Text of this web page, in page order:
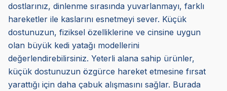
dostlarınız, dinlenme sırasında yuvarlanmayı, farklı
hareketler ile kaslarını esnetmeyi sever. Küçük
dostunuzun, fiziksel özelliklerine ve cinsine uygun
olan büyük kedi yatağı modellerini
değerlendirebilirsiniz. Yeterli alana sahip ürünler,
küçük dostunuzun özgürce hareket etmesine fırsat
yarattığı için daha çabuk alışmasını sağlar. Burada